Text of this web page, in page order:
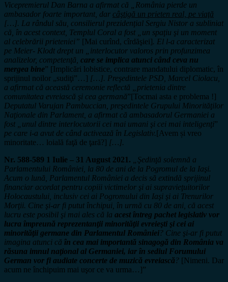
Vicepremierul Dan Barna a afirmat că „România pierde un
ambasador foarte important, dar câştigă un prieten real, pe viaţă
[…]. La rândul său, consilierul prezidenţial Sergiu Nistor a subliniat
că, în acest context, Templul Coral a fost „un spaţiu şi un moment
al celebrării prieteniei” [Mai curînd, cîrdăşiei]. El l-a caracterizat
pe Meier- Klodt drept un „interlocutor valoros prin profunzimea
analizelor, competenţă, care se implica atunci când ceva nu
mergea bine” [Implicări lobistice, contrare mandatului diplomatic, în
sprijinul noilor „sudiţi”…] […]. Preşedintele PSD, Marcel Ciolacu,
a afirmat că această ceremonie reflectă „prietenia dintre
comunitatea evreiască şi cea germană”[Tocmai asta e problema !]
Deputatul Varujan Pambuccian, preşedintele Grupului Minorităţilor
Naţionale din Parlament, a afirmat că ambasadorul Germaniei a
fost „unul dintre interlocutorii cei mai umani şi cei mai inteligenţi”
pe care i-a avut de când activează în Legislativ.[Avem și vreo
minoritate… loială faţă de ţară?] […].
Nr. 588-589 1 Iulie – 31 August 2021.
„Şedinţă solemnă a
Parlamentului României, la 80 de ani de la Pogromul de la Iaşi.
Acum o lună, Parlamentul României a decis să extindă sprijinul
financiar acordat pentru copiii victimelor şi ai supravieţuitorilor
Holocaustului, inclusiv cei ai Pogromului din Iaşi şi ai Trenurilor
Morţii. Cine şi-ar fi putut închipui, în urmă cu 80 de ani, că acest
lucru este posibil şi mai ales că la acest întreg pachet legislativ vor
lucra împreună reprezentanţii minorităţii evreieşti şi cei ai
minorităţii germane din Parlamentul României? Cine şi-ar fi putut
imagina atunci că în cea mai importantă sinagogă din România va
răsuna imnul naţional al Germaniei, iar în sediul Forumului
German vor fi audiate concerte de muzică evreiască? [Nimeni. Dar
acum ne închipuim mai uşor ce va urma…]”